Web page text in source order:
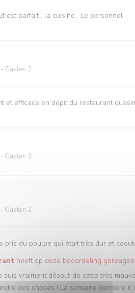
est parfait , la cuisine . Le personnel
Gasten 2
et efficace en dépit du restaurant
Gasten 3
Gasten 2
pris du poulpe qui était très dur et
heeft op deze beoordeling
suis vraiment désolé de cette très
des choses ! La semaine dernière